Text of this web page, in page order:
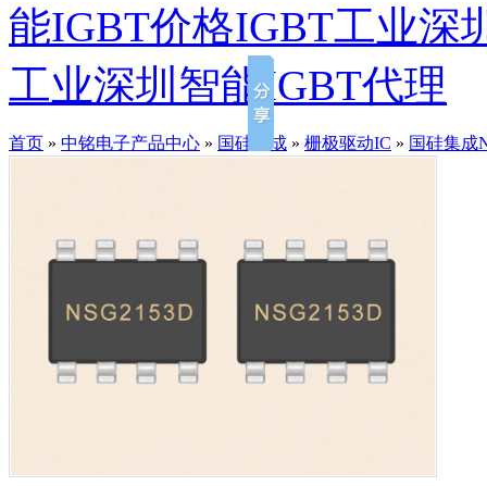
能IGBT价格IGBT工业深
工业深圳智能IGBT代理
首页 » 中铭电子产品中心 » 国硅集成 » 栅极驱动IC » 国硅集成